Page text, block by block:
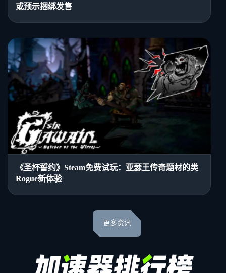
或预示捆绑发售
《圣杯誓约》Steam免费试玩：亚瑟王传奇题材的类
Rogue新体验
更多资讯